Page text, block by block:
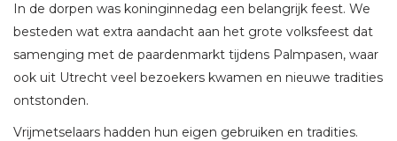
In de dorpen was koninginnedag een belangrijk feest. We
besteden wat extra aandacht aan het grote volksfeest dat
samenging met de paardenmarkt tijdens Palmpasen, waar
ook uit Utrecht veel bezoekers kwamen en nieuwe tradities
ontstonden.
Vrijmetselaars hadden hun eigen gebruiken en tradities.